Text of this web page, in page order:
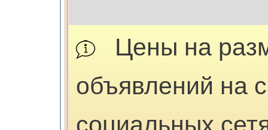
Цены на
объявлений на